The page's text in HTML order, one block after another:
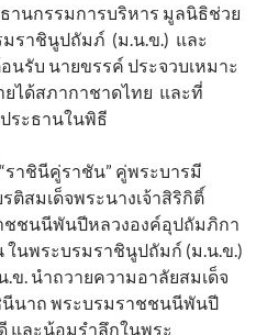
านกรรมการบริหาร มูลนิธิช่วย
ราชินูปถัมภ์ (ม.น.ข.) และ
รับ นายขรรค์ ประจวบเหมาะ
ได้สภากาชาดไทย และที่
ระธานในพิธี
ราชินีคู่ราชัน” คู่พระบารมี
ติสมเด็จพระนางเจ้าสิริกิติ์
ชชนนีพันปีหลวงองค์อุปถัมภิกา
นพระบรมราชินูปถัมก์ (ม.น.ข.)
.ข. นำถวายความอาลัยสมเด็จ
นีนาถ พระบรมราชชนนีพันปี
และน้อมรำลึกในพระ